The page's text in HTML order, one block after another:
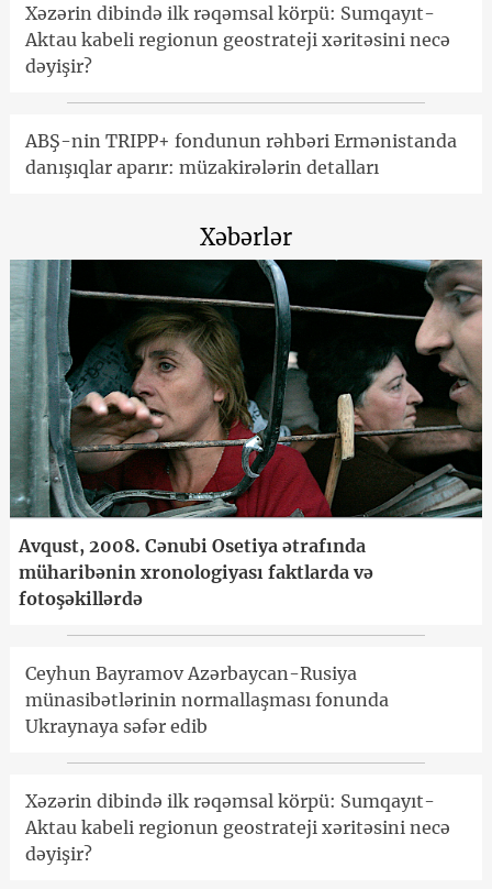
Xəzərin dibində ilk rəqəmsal körpü: Sumqayıt-
Aktau kabeli regionun geostrateji xəritəsini necə
dəyişir?
ABŞ-nin TRIPP+ fondunun rəhbəri Ermənistanda
danışıqlar aparır: müzakirələrin detalları
Xəbərlər
Avqust, 2008. Cənubi Osetiya ətrafında
müharibənin xronologiyası faktlarda və
fotoşəkillərdə
Ceyhun Bayramov Azərbaycan-Rusiya
münasibətlərinin normallaşması fonunda
Ukraynaya səfər edib
Xəzərin dibində ilk rəqəmsal körpü: Sumqayıt-
Aktau kabeli regionun geostrateji xəritəsini necə
dəyişir?